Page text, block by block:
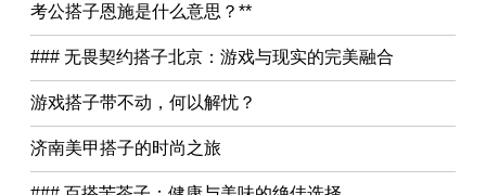
考公搭子恩施是什么意思？**
### 无畏契约搭子北京：游戏与现实的完美融合
游戏搭子带不动，何以解忧？
济南美甲搭子的时尚之旅